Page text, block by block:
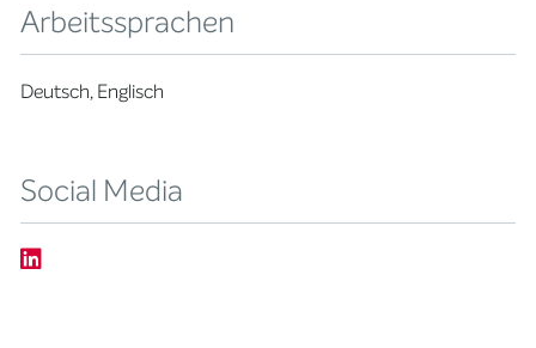
Arbeitssprachen
Deutsch, Englisch
Social Media